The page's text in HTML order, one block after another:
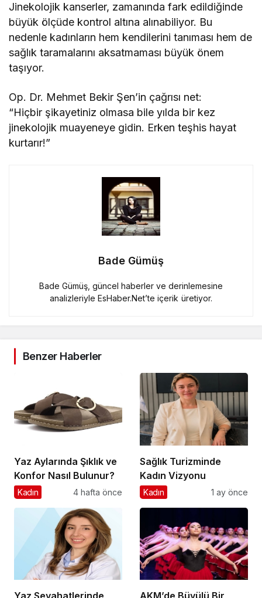
Jinekolojik kanserler, zamanında fark edildiğinde
büyük ölçüde kontrol altına alınabiliyor. Bu
nedenle kadınların hem kendilerini tanıması hem de
sağlık taramalarını aksatmaması büyük önem
taşıyor.
Op. Dr. Mehmet Bekir Şen’in çağrısı net:
“Hiçbir şikayetiniz olmasa bile yılda bir kez
jinekolojik muayeneye gidin. Erken teşhis hayat
kurtarır!”
Bade Gümüş
Bade Gümüş, güncel haberler ve derinlemesine
analizleriyle EsHaber.Net’te içerik üretiyor.
Benzer Haberler
Yaz Aylarında Şıklık ve
Konfor Nasıl Bulunur?
Kadın 4 hafta önce
Sağlık Turizminde
Kadın Vizyonu
Kadın 1 ay önce
Yaz Seyahatlerinde
AKM’de Büyülü Bir